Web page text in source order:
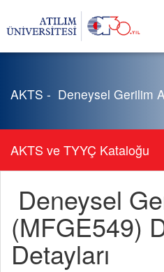
AKTS - Deneysel Gerilim
AKTS ve TYYÇ Kataloğu
Deneysel
(MFGE549)
Detayları